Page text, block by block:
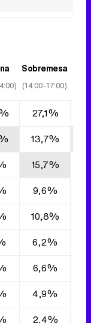
Sobremesa
(14:00-17:00)
27,1%
13,7%
15,7%
9,6%
10,8%
6,2%
6,6%
4,9%
2,4%